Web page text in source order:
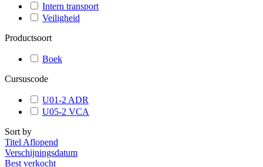
Intern transport
Veiligheid
Productsoort
Boek
Cursuscode
U01-2 ADR
U05-2 VCA
Sort by
Titel Aflopend
Verschijningsdatum
Best verkocht